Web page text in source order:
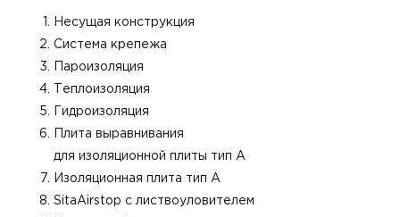
Несущая конструкция
Система крепежа
Пароизоляция
Теплоизоляция
Гидроизоляция
Плита выравнивания
для изоляционной плиты тип А
Изоляционная плита тип А
SitaAirstop с листвоуловителем